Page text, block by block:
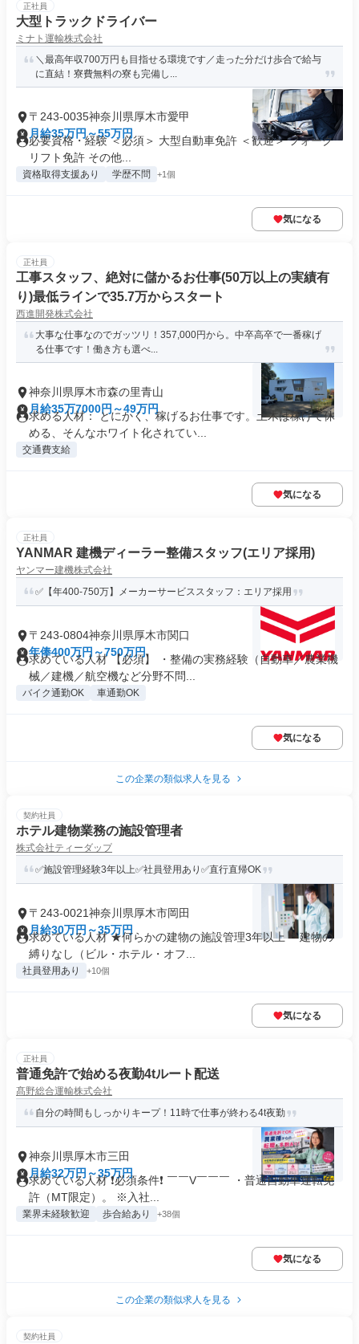
正社員
大型トラックドライバー
ミナト運輸株式会社
＼最高年収700万円も目指せる環境です／走った分だけ歩合で給与
に直結！寮費無料の寮も完備し...
〒243-0035神奈川県厚木市愛甲
月給35万円～55万円
必要資格・経験 ＜必須＞ 大型自動車免許 ＜歓迎＞ フォーク
リフト免許 その他...
資格取得支援あり 学歴不問 +1個
気になる
正社員
工事スタッフ、絶対に儲かるお仕事(50万以上の実績有
り)最低ラインで35.7万からスタート
西進開発株式会社
大事な仕事なのでガッツリ！357,000円から。中卒高卒で一番稼げ
る仕事です！働き方も選べ...
神奈川県厚木市森の里青山
月給35万7000円～49万円
求める人材： とにかく、稼げるお仕事です。土木は稼げて休
める、そんなホワイト化されてい...
交通費支給
気になる
正社員
YANMAR 建機ディーラー整備スタッフ(エリア採用)
ヤンマー建機株式会社
✅【年400-750万】メーカーサービススタッフ：エリア採用
〒243-0804神奈川県厚木市関口
年俸400万円～750万円
求めている人材 【必須】 ・整備の実務経験（自動車／農業機
械／建機／航空機など分野不問...
バイク通勤OK 車通勤OK
気になる
この企業の類似求人を見る
契約社員
ホテル建物業務の施設管理者
株式会社ティーダップ
✅️施設管理経験3年以上✅️社員登用あり✅️直行直帰OK
〒243-0021神奈川県厚木市岡田
月給30万円～35万円
求めている人材 ★何らかの建物の施設管理3年以上 ＊建物の
縛りなし（ビル・ホテル・オフ...
社員登用あり +10個
気になる
正社員
普通免許で始める夜勤4tルート配送
髙野総合運輸株式会社
自分の時間もしっかりキープ！11時で仕事が終わる4t夜勤
神奈川県厚木市三田
月給32万円～35万円
求めている人材 ❗必須条件❗ ￣￣V￣￣￣ ・普通自動車運転免
許（MT限定）。 ※入社...
業界未経験歓迎 歩合給あり +38個
気になる
この企業の類似求人を見る
契約社員